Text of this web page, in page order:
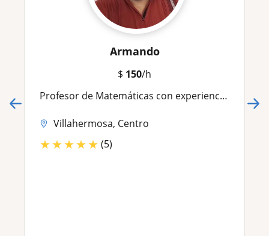
Armando
$ 150/h
Profesor de Matemáticas con experiencia en educación básica, preparatoria y universidad
Villahermosa, Centro
★★★★★ (5)